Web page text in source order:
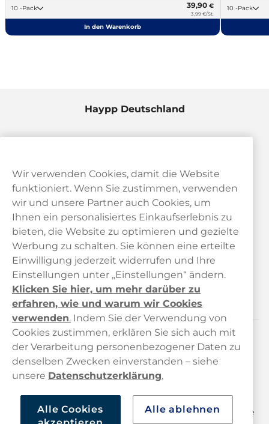
10 -Pack 39,90 €
3,99 €/St.
In den Warenkorb
10 -Pack
Haypp Deutschland
Kontaktiere uns!
hallo@haypp.com
Mo/Di/Fr: 09–17 Uhr (Pause 12–13) Mi/Do: 10–19 Uhr (Pause
Kundendienst
Links
Über uns
Wir verwenden Cookies, damit die Website
funktioniert. Wenn Sie zustimmen, verwenden
wir und unsere Partner auch Cookies, um
Ihnen ein personalisiertes Einkaufserlebnis zu
bieten, die Website zu optimieren und gezielte
Werbung zu schalten. Sie können eine erteilte
Einwilligung jederzeit widerrufen und Ihre
Einstellungen unter „Einstellungen“ ändern.
Klicken Sie hier, um mehr darüber zu
erfahren, wie und warum wir Cookies
verwenden. Indem Sie der Verwendung von
Cookies zustimmen, erklären Sie sich auch mit
der Verarbeitung personenbezogener Daten zu
denselben Zwecken einverstanden – siehe
unsere Datenschutzerklärung.
Alle Cookies
Alle ablehnen